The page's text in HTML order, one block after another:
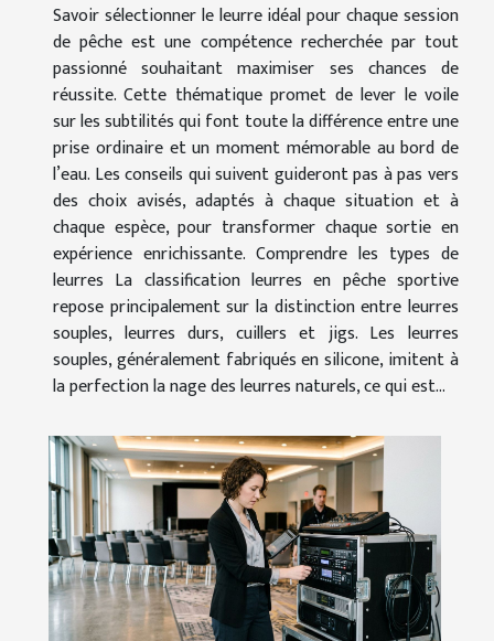
Savoir sélectionner le leurre idéal pour chaque session
de pêche est une compétence recherchée par tout
passionné souhaitant maximiser ses chances de
réussite. Cette thématique promet de lever le voile
sur les subtilités qui font toute la différence entre une
prise ordinaire et un moment mémorable au bord de
l’eau. Les conseils qui suivent guideront pas à pas vers
des choix avisés, adaptés à chaque situation et à
chaque espèce, pour transformer chaque sortie en
expérience enrichissante. Comprendre les types de
leurres La classification leurres en pêche sportive
repose principalement sur la distinction entre leurres
souples, leurres durs, cuillers et jigs. Les leurres
souples, généralement fabriqués en silicone, imitent à
la perfection la nage des leurres naturels, ce qui est...